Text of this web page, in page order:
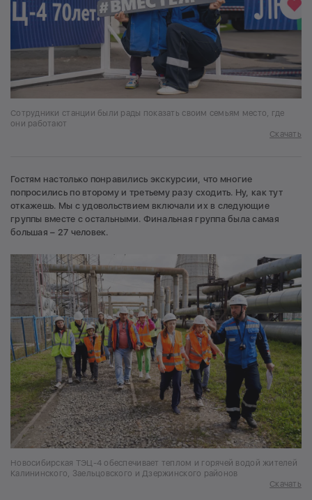
Сотрудники станции были рады показать своим семьям место, где
они работают
Скачать
Гостям настолько понравились экскурсии, что многие
попросились по второму и третьему разу сходить. Ну, как тут
откажешь. Мы с удовольствием включали их в следующие
группы вместе с остальными. Финальная группа была самая
большая – 27 человек.
Новосибирская ТЭЦ-4 обеспечивает теплом и горячей водой жителей
Калининского, Заельцовского и Дзержинского районов
Скачать